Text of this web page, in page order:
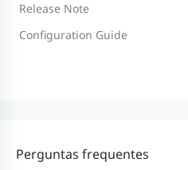
Release Note
Configuration Guide
Perguntas frequentes